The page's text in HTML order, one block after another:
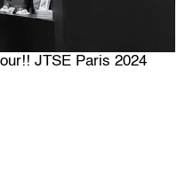
JTSE Paris 2024